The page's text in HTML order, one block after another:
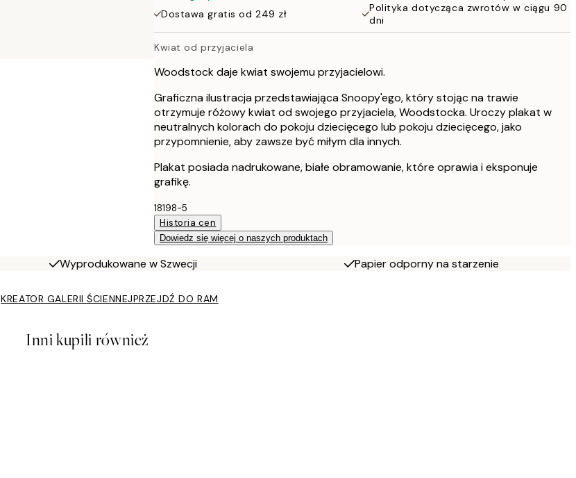
Dostawa gratis od 249 zł
Polityka dotycząca zwrotów w ciągu 90
dni
Kwiat od przyjaciela
Woodstock daje kwiat swojemu przyjacielowi.
Graficzna ilustracja przedstawiająca Snoopy'ego, który stojąc na trawie
otrzymuje różowy kwiat od swojego przyjaciela, Woodstocka. Uroczy plakat w
neutralnych kolorach do pokoju dziecięcego lub pokoju dziecięcego, jako
przypomnienie, aby zawsze być miłym dla innych.
Plakat posiada nadrukowane, białe obramowanie, które oprawia i eksponuje
grafikę.
18198-5
Historia cen
Dowiedz się więcej o naszych produktach
Wyprodukowane w Szwecji Papier odporny na starzenie
KREATOR GALERII ŚCIENNEJPRZEJDŹ DO RAM
Inni kupili również